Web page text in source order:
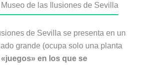
de las Ilusiones de Sevilla
de Sevilla se presenta en un
grande (ocupa solo una planta
en los que se